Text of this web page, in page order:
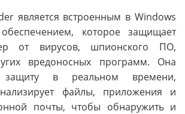
является встроенным в Windows
которое защищает
от вирусов, шпионского ПО,
вредоносных программ. Она
защиту в реальном времени,
файлы, приложения и
почты, чтобы обнаружить и